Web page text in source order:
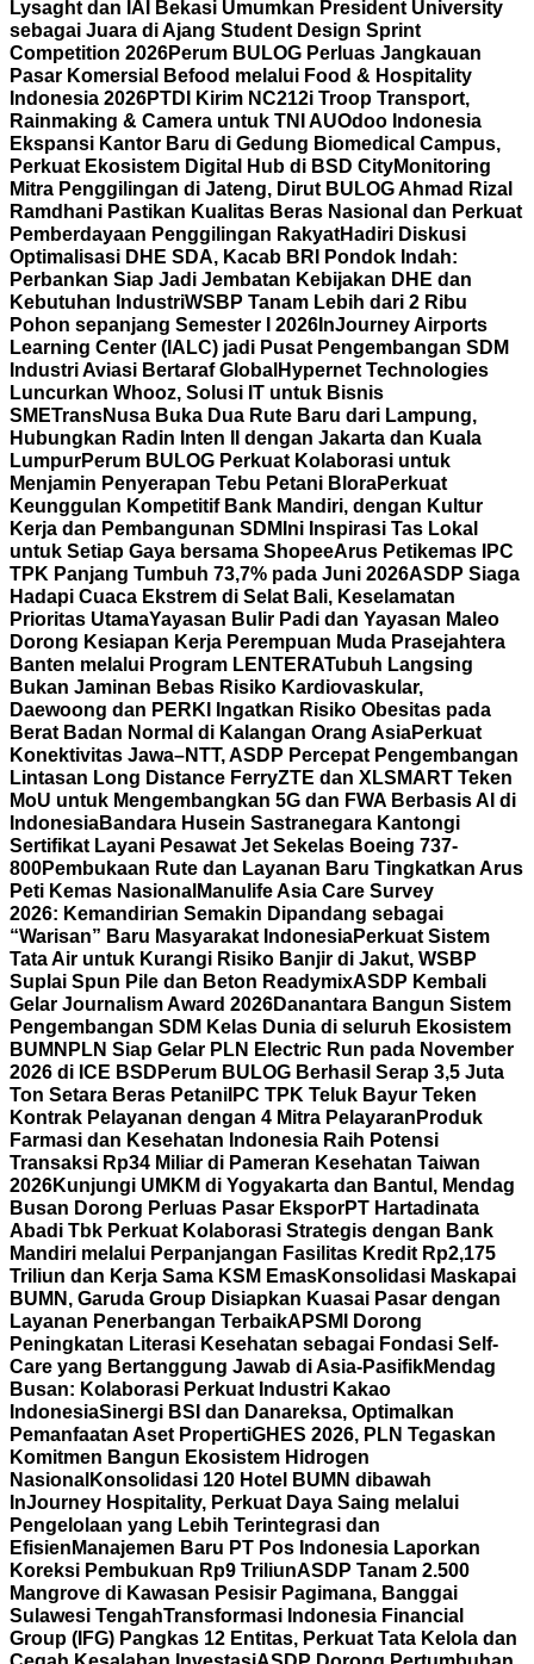
Lysaght dan IAI Bekasi Umumkan President University
sebagai Juara di Ajang Student Design Sprint
Competition 2026Perum BULOG Perluas Jangkauan
Pasar Komersial Befood melalui Food & Hospitality
Indonesia 2026PTDI Kirim NC212i Troop Transport,
Rainmaking & Camera untuk TNI AUOdoo Indonesia
Ekspansi Kantor Baru di Gedung Biomedical Campus,
Perkuat Ekosistem Digital Hub di BSD CityMonitoring
Mitra Penggilingan di Jateng, Dirut BULOG Ahmad Rizal
Ramdhani Pastikan Kualitas Beras Nasional dan Perkuat
Pemberdayaan Penggilingan RakyatHadiri Diskusi
Optimalisasi DHE SDA, Kacab BRI Pondok Indah:
Perbankan Siap Jadi Jembatan Kebijakan DHE dan
Kebutuhan IndustriWSBP Tanam Lebih dari 2 Ribu
Pohon sepanjang Semester I 2026 InJourney Airports
Learning Center (IALC) jadi Pusat Pengembangan SDM
Industri Aviasi Bertaraf Global Hypernet Technologies
Luncurkan Whooz, Solusi IT untuk Bisnis
SMETransNusa Buka Dua Rute Baru dari Lampung,
Hubungkan Radin Inten II dengan Jakarta dan Kuala
LumpurPerum BULOG Perkuat Kolaborasi untuk
Menjamin Penyerapan Tebu Petani BloraPerkuat
Keunggulan Kompetitif Bank Mandiri, dengan Kultur
Kerja dan Pembangunan SDM Ini Inspirasi Tas Lokal
untuk Setiap Gaya bersama ShopeeArus Petikemas IPC
TPK Panjang Tumbuh 73,7% pada Juni 2026ASDP Siaga
Hadapi Cuaca Ekstrem di Selat Bali, Keselamatan
Prioritas UtamaYayasan Bulir Padi dan Yayasan Maleo
Dorong Kesiapan Kerja Perempuan Muda Prasejahtera
Banten melalui Program LENTERATubuh Langsing
Bukan Jaminan Bebas Risiko Kardiovaskular,
Daewoong dan PERKI Ingatkan Risiko Obesitas pada
Berat Badan Normal di Kalangan Orang AsiaPerkuat
Konektivitas Jawa–NTT, ASDP Percepat Pengembangan
Lintasan Long Distance FerryZTE dan XLSMART Teken
MoU untuk Mengembangkan 5G dan FWA Berbasis AI di
IndonesiaBandara Husein Sastranegara Kantongi
Sertifikat Layani Pesawat Jet Sekelas Boeing 737-
800Pembukaan Rute dan Layanan Baru Tingkatkan Arus
Peti Kemas Nasional Manulife Asia Care Survey
2026: Kemandirian Semakin Dipandang sebagai
“Warisan” Baru Masyarakat IndonesiaPerkuat Sistem
Tata Air untuk Kurangi Risiko Banjir di Jakut, WSBP
Suplai Spun Pile dan Beton ReadymixASDP Kembali
Gelar Journalism Award 2026Danantara Bangun Sistem
Pengembangan SDM Kelas Dunia di seluruh Ekosistem
BUMN PLN Siap Gelar PLN Electric Run pada November
2026 di ICE BSD Perum BULOG Berhasil Serap 3,5 Juta
Ton Setara Beras Petani IPC TPK Teluk Bayur Teken
Kontrak Pelayanan dengan 4 Mitra Pelayaran Produk
Farmasi dan Kesehatan Indonesia Raih Potensi
Transaksi Rp34 Miliar di Pameran Kesehatan Taiwan
2026Kunjungi UMKM di Yogyakarta dan Bantul, Mendag
Busan Dorong Perluas Pasar EksporPT Hartadinata
Abadi Tbk Perkuat Kolaborasi Strategis dengan Bank
Mandiri melalui Perpanjangan Fasilitas Kredit Rp2,175
Triliun dan Kerja Sama KSM EmasKonsolidasi Maskapai
BUMN, Garuda Group Disiapkan Kuasai Pasar dengan
Layanan Penerbangan TerbaikAPSMI Dorong
Peningkatan Literasi Kesehatan sebagai Fondasi Self-
Care yang Bertanggung Jawab di Asia-PasifikMendag
Busan: Kolaborasi Perkuat Industri Kakao
IndonesiaSinergi BSI dan Danareksa, Optimalkan
Pemanfaatan Aset PropertiGHES 2026, PLN Tegaskan
Komitmen Bangun Ekosistem Hidrogen
Nasional Konsolidasi 120 Hotel BUMN dibawah
InJourney Hospitality, Perkuat Daya Saing melalui
Pengelolaan yang Lebih Terintegrasi dan
Efisien Manajemen Baru PT Pos Indonesia Laporkan
Koreksi Pembukuan Rp9 TriliunASDP Tanam 2.500
Mangrove di Kawasan Pesisir Pagimana, Banggai
Sulawesi TengahTransformasi Indonesia Financial
Group (IFG) Pangkas 12 Entitas, Perkuat Tata Kelola dan